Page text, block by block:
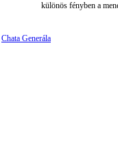
különös fényben a
Chata Generála